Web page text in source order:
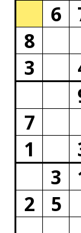
6
8
3
7
1
3
2
5